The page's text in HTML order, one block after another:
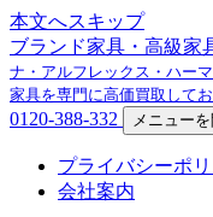
本文へスキップ
ブランド家具・高級家
ナ・アルフレックス・ハー
家具を専門に高価買取してお
0120-388-332 メニューを
プライバシーポ
会社案内